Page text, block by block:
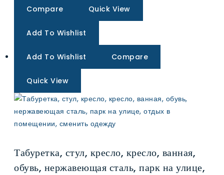
Compare
Quick View
Add To Wishlist
Add To Wishlist Compare
Quick View
Табуретка, стул, кресло, кресло, ванная,
обувь, нержавеющая сталь, парк на улице,